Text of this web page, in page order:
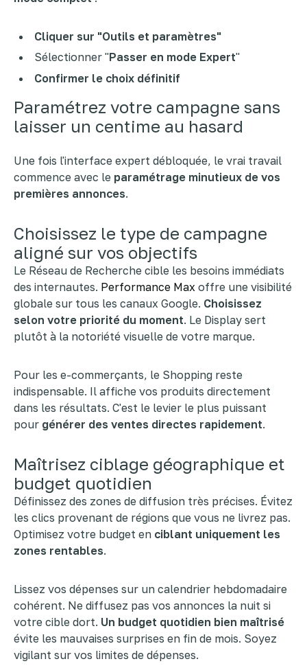
Cliquer sur "Outils et paramètres"
Sélectionner "Passer en mode Expert"
Confirmer le choix définitif
Paramétrez votre campagne sans
laisser un centime au hasard
Une fois l'interface expert débloquée, le vrai travail
commence avec le paramétrage minutieux de vos
premières annonces.
Choisissez le type de campagne
aligné sur vos objectifs
Le Réseau de Recherche cible les besoins immédiats
des internautes. Performance Max offre une visibilité
globale sur tous les canaux Google. Choisissez
selon votre priorité du moment. Le Display sert
plutôt à la notoriété visuelle de votre marque.
Pour les e-commerçants, le Shopping reste
indispensable. Il affiche vos produits directement
dans les résultats. C'est le levier le plus puissant
pour générer des ventes directes rapidement.
Maîtrisez ciblage géographique et
budget quotidien
Définissez des zones de diffusion très précises. Évitez
les clics provenant de régions que vous ne livrez pas.
Optimisez votre budget en ciblant uniquement les
zones rentables.
Lissez vos dépenses sur un calendrier hebdomadaire
cohérent. Ne diffusez pas vos annonces la nuit si
votre cible dort. Un budget quotidien bien maîtrisé
évite les mauvaises surprises en fin de mois. Soyez
vigilant sur vos limites de dépenses.